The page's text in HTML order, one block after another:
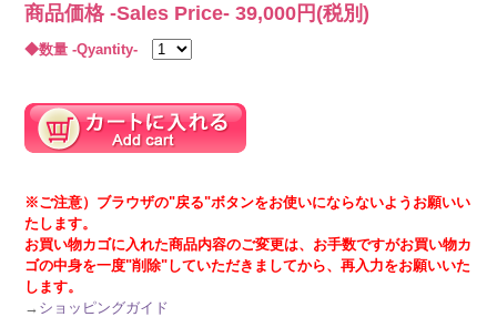
商品価格 -Sales Price-39,000 円(税別)
◆数量 -Qyantity-
※ご注意）ブラウザの"戻る"ボタンをお使いにならないようお願いい
たします。
お買い物カゴに入れた商品内容のご変更は、お手数ですがお買い物カ
ゴの中身を一度"削除"していただきましてから、再入力をお願いいた
します。
→ ショッピングガイド